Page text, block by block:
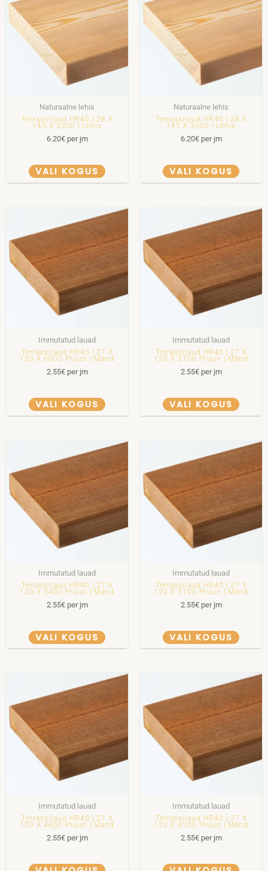
Naturaalne lehis
Terrassilaud HR40 | 28 X
145 X 3300 | Lehis
6.20€per jm
VALI KOGUS
Naturaalne lehis
Terrassilaud HR40 | 28 X
145 X 3000 | Lehis
6.20€per jm
VALI KOGUS
Immutatud lauad
Terrassilaud HR40 | 27 X
120 X 6000 Pruun | Mänd
2.55€per jm
VALI KOGUS
Immutatud lauad
Terrassilaud HR40 | 27 X
120 X 5700 Pruun | Mänd
2.55€per jm
VALI KOGUS
Immutatud lauad
Terrassilaud HR40 | 27 X
120 X 5400 Pruun | Mänd
2.55€per jm
VALI KOGUS
Immutatud lauad
Terrassilaud HR40 | 27 X
120 X 5100 Pruun | Mänd
2.55€per jm
VALI KOGUS
Immutatud lauad
Terrassilaud HR40 | 27 X
120 X 4800 Pruun | Mänd
2.55€per jm
Immutatud lauad
Terrassilaud HR40 | 27 X
120 X 4500 Pruun | Mänd
2.55€per jm